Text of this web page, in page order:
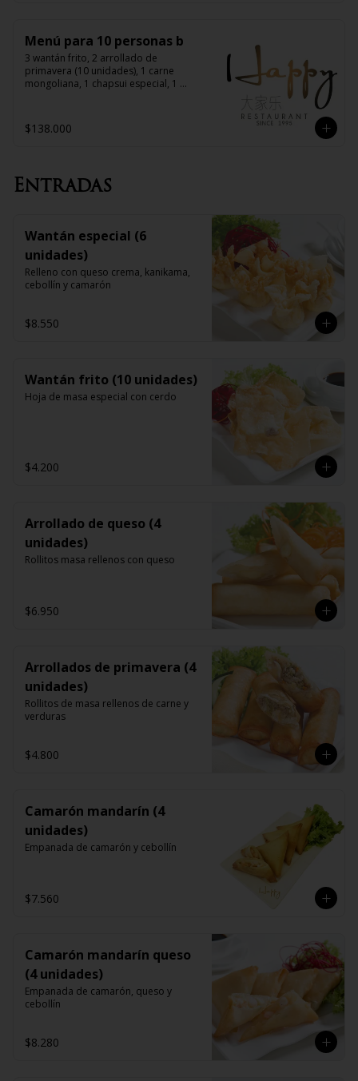
Menú para 10 personas b
3 wantán frito, 2 arrollado de
primavera (10 unidades), 1 carne
mongoliana, 1 chapsui especial, 1
de carne, 1 pollo mongoliano, 10 arroz
chaufán
$138.000
Entradas
Wantán especial (6
unidades)
Relleno con queso crema, kanikama,
cebollín y camarón
$8.550
Wantán frito (10 unidades)
Hoja de masa especial con cerdo
$4.200
Arrollado de queso (4
unidades)
Rollitos masa rellenos con queso
$6.950
Arrollados de primavera (4
unidades)
Rollitos de masa rellenos de carne y
verduras
$4.800
Camarón mandarín (4
unidades)
Empanada de camarón y cebollín
$7.560
Camarón mandarín queso
(4 unidades)
Empanada de camarón, queso y
cebollín
$8.280